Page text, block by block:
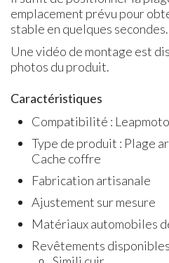
emplacement prévu pour
stable en quelques secondes.
Une vidéo de montage est
photos du produit.
Caractéristiques
Compatibilité :
Type de produit : Plage
Cache coffre
Fabrication artisanale
Ajustement sur mesure
Matériaux automobiles
Revêtements